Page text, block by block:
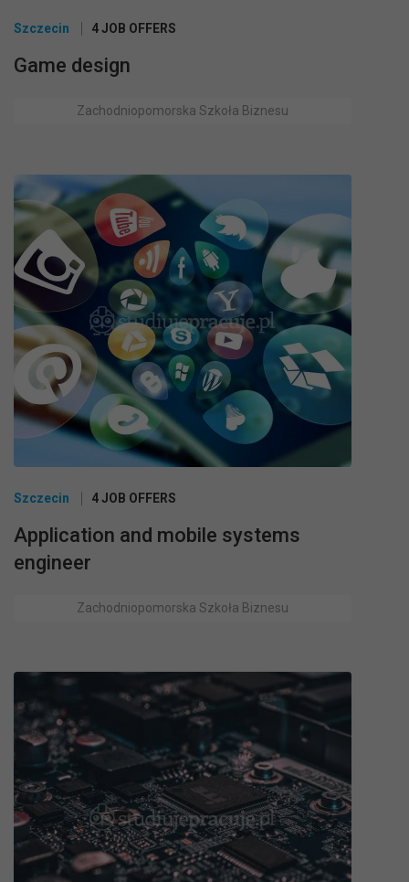
Szczecin 4 JOB OFFERS
Game design
Zachodniopomorska Szkoła Biznesu
Szczecin 4 JOB OFFERS
Application and mobile systems
engineer
Zachodniopomorska Szkoła Biznesu